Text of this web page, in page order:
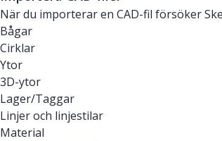
När du importerar en CAD-fil försöker
Bågar
Cirklar
Ytor
3D-ytor
Lager/Taggar
Linjer och linjestilar
Material